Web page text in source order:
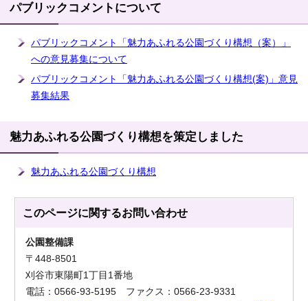
パブリックコメントについて
パブリックコメント「魅力あふれる公園づくり構想（案）」
への意見募集について
パブリックコメント「魅力あふれる公園づくり構想(案)」意見
募集結果
魅力あふれる公園づくり構想を策定しました
魅力あふれる公園づくり構想
このページに関するお問い合わせ
公園整備課
〒448-8501
刈谷市東陽町1丁目1番地
電話：0566-93-5195 ファクス：0566-23-9331